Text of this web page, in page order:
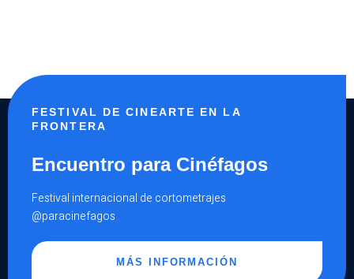
FESTIVAL DE CINEARTE EN LA
FRONTERA
Encuentro para Cinéfagos
Festival internacional de cortometrajes
@paracinefagos
MÁS INFORMACIÓN